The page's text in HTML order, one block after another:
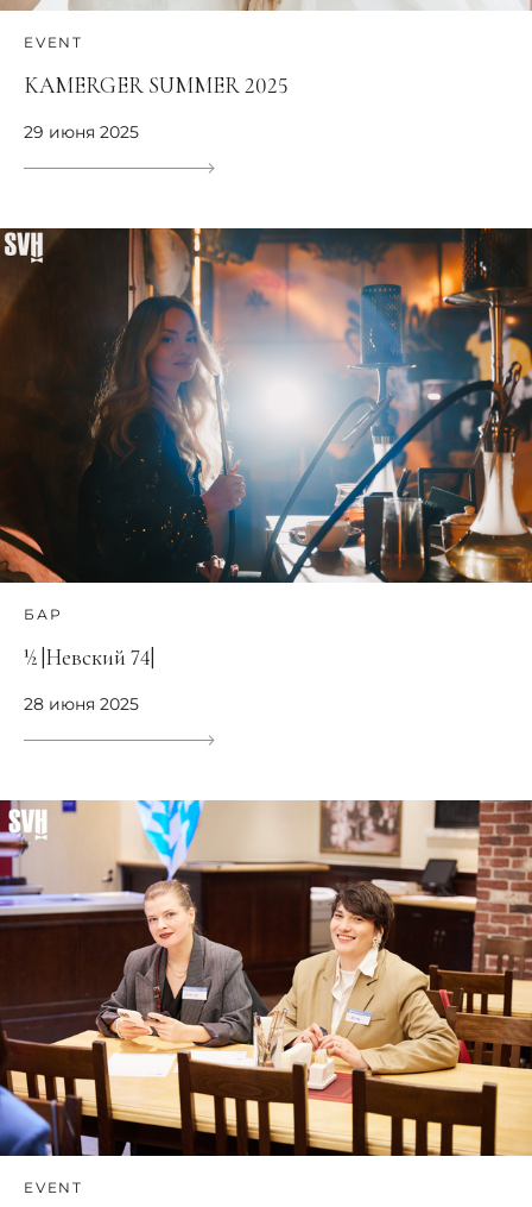
EVENT
KAMERGER SUMMER 2025
29 июня 2025
БАР
½ |Невский 74|
28 июня 2025
EVENT